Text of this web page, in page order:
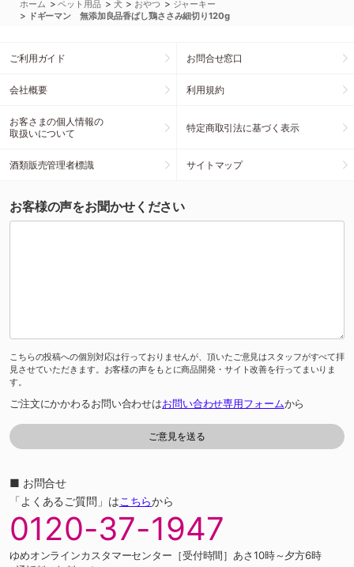
ホーム >ペット用品 > 犬 > おやつ > ジャーキー
> ドギーマン 無添加良品香ばし鶏ささみ細切り120g
ご利用ガイド お問合せ窓口
会社概要 利用規約
お客さまの個人情報の
取扱いについて
特定商取引法に基づく表示
酒類販売管理者標識 サイトマップ
お客様の声をお聞かせください
こちらの投稿への個別対応は行っておりませんが、頂いたご意見はスタッフがすべて拝
見させていただきます。お客様の声をもとに商品開発・サイト改善を行ってまいりま
す。
ご注文にかかわるお問い合わせはお問い合わせ専用フォームから
■ お問合せ
「よくあるご質問」はこちらから
0120-37-1947
ゆめオンラインカスタマーセンター［受付時間］あさ10時～夕方6時